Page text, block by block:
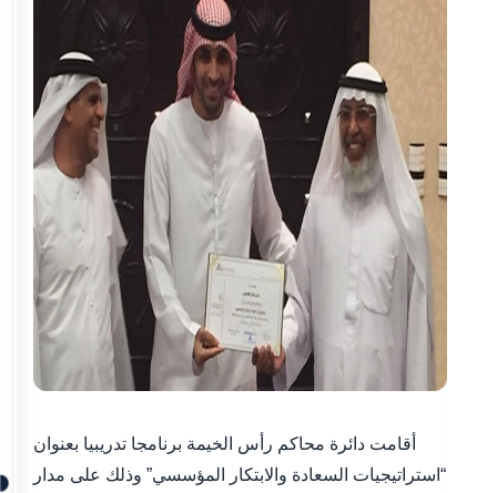
أقامت دائرة محاكم رأس الخيمة برنامجا تدريبيا بعنوان
“استراتيجيات السعادة والابتكار المؤسسي” وذلك على مدار